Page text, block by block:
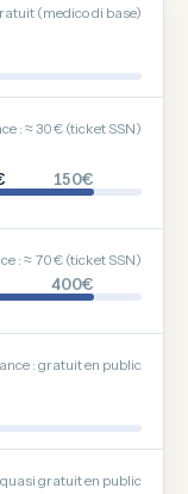
(medico di base)
: ≈ 30 € (ticket SSN)
150€
: ≈ 70 € (ticket SSN)
400€
: gratuit en public
gratuit en public